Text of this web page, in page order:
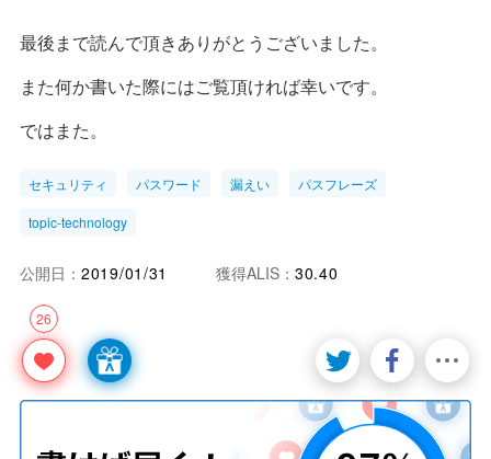
最後まで読んで頂きありがとうございました。
また何か書いた際にはご覧頂ければ幸いです。
ではまた。
セキュリティ パスワード 漏えい パスフレーズ
topic-technology
26
公開日： 2019/01/31 獲得ALIS： 30.40